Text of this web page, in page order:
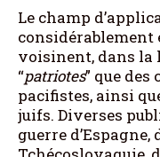
Le champ
considérablement
voisinent, dans la
“patriotes” que
pacifistes, ainsi
juifs. Diverses
guerre d’Espagne,